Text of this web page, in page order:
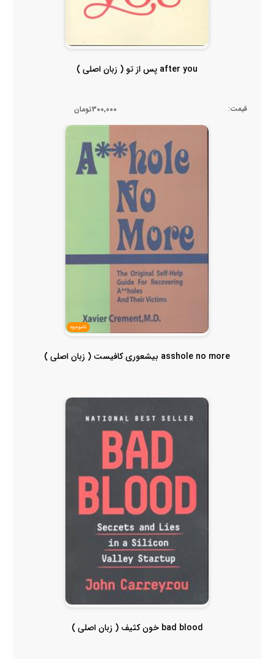
after you پس از تو ( زبان اصلی )
قیمت: 300,000تومان
ناموجود
asshole no more بیشعوری کافیست ( زبان اصلی )
bad blood خون کثیف ( زبان اصلی )